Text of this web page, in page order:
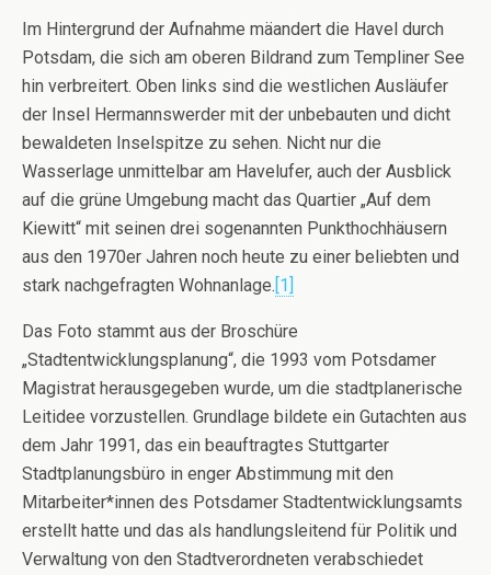
Im Hintergrund der Aufnahme mäandert die Havel durch
Potsdam, die sich am oberen Bildrand zum Templiner See
hin verbreitert. Oben links sind die westlichen Ausläufer
der Insel Hermannswerder mit der unbebauten und dicht
bewaldeten Inselspitze zu sehen. Nicht nur die
Wasserlage unmittelbar am Havelufer, auch der Ausblick
auf die grüne Umgebung macht das Quartier „Auf dem
Kiewitt“ mit seinen drei sogenannten Punkthochhäusern
aus den 1970er Jahren noch heute zu einer beliebten und
stark nachgefragten Wohnanlage.[1]
Das Foto stammt aus der Broschüre
„Stadtentwicklungsplanung“, die 1993 vom Potsdamer
Magistrat herausgegeben wurde, um die stadtplanerische
Leitidee vorzustellen. Grundlage bildete ein Gutachten aus
dem Jahr 1991, das ein beauftragtes Stuttgarter
Stadtplanungsbüro in enger Abstimmung mit den
Mitarbeiter*innen des Potsdamer Stadtentwicklungsamts
erstellt hatte und das als handlungsleitend für Politik und
Verwaltung von den Stadtverordneten verabschiedet